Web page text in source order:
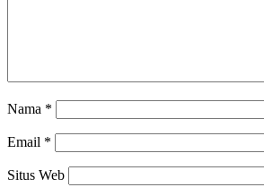
Nama *
Email *
Situs Web